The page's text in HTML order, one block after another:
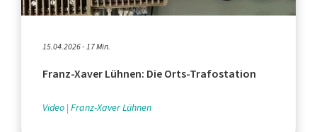
15.04.2026 - 17 Min.
Franz-Xaver Lühnen: Die Orts-Trafostation
Video Franz-Xaver Lühnen